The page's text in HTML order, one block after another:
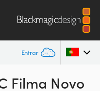
Entrar
Filma Novo